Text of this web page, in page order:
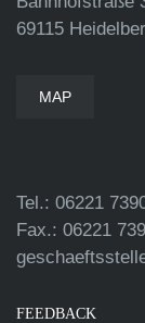
69115
MAP
Tel.: 06221
Fax.: 06221
FEEDBACK